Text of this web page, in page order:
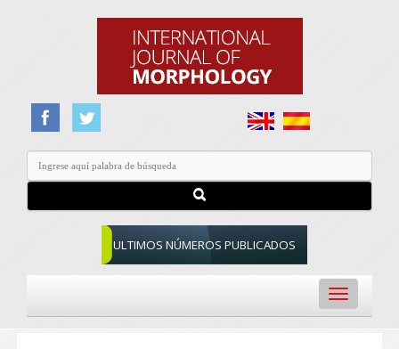
ULTIMOS NÚMEROS PUBLICADOS
Toggle
navigation